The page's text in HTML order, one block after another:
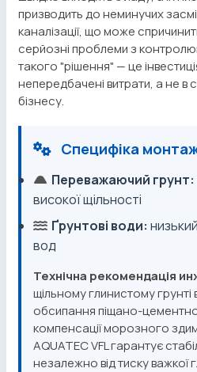
призводить до неминучих
каналізації, що може
серйозні проблеми з
такого "рішення" — це
непередбачені витрати, а не в
бізнесу.
Специфіка
Переважаючий грунт:
високої щільності
Ґрунтові води:
вод
Технічна рекомендація
щільному глинистому
обсипання піщано-
компенсації морозного
AQUATEC VFL гарантує
незалежно від тиску важкої